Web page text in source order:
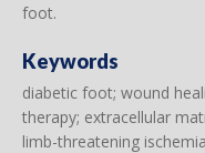
foot.
Keywords
diabetic foot; wound
therapy; extracellular
limb-threatening ischemia